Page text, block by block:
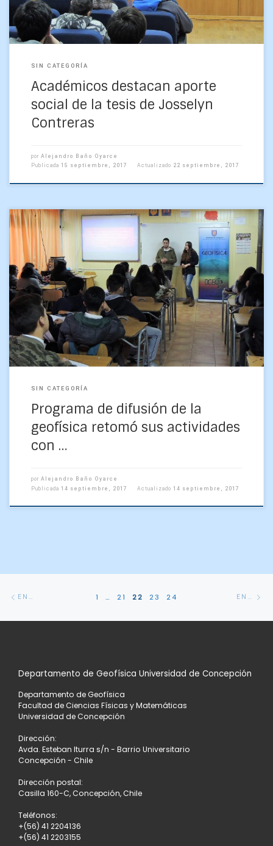
SIN CATEGORÍA
Académicos destacan aporte
social de la tesis de Josselyn
Contreras
por Alejandro Baño Oyarce
Publicada 15 septiembre, 2017 Actualizado 22 septiembre, 2017
“Geofísica en tu Colegio” cuenta con 13 estudiantes
monitores Un nuevo ciclo de charlas inició ayer el
programa Geofísica en tu Colegio visitando el […]
SIN CATEGORÍA
Programa de difusión de la
geofísica retomó sus actividades
con …
por Alejandro Baño Oyarce
Publicada 14 septiembre, 2017 Actualizado 14 septiembre, 2017
Navegación
de
entradas
Entradas
ENTRADAS SIGUIENTES 1 … 21 22 23 24 ENTRADAS ANTERIORES
Departamento de Geofísica Universidad de Concepción
Departamento de Geofísica
Facultad de Ciencias Físicas y Matemáticas
Universidad de Concepción
Dirección:
Avda. Esteban Iturra s/n - Barrio Universitario
Concepción - Chile
Dirección postal:
Casilla 160-C, Concepción, Chile
Teléfonos:
+(56) 41 2204136
+(56) 41 2203155